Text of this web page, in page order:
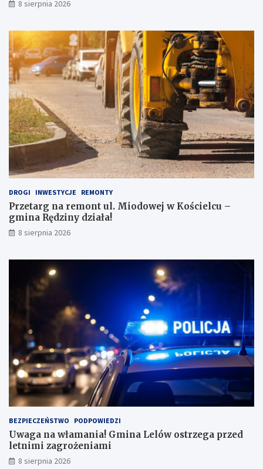
z
o
d
ę
p
o
J
a
p
o
n
i
!
u
m
ł
o
d
z
i
e
ż
o
w
e
8 sierpnia 2026
DROGI INWESTYCJE REMONTY
Przetarg na remont ul. Miodowej w Kościelcu –
gmina Rędziny działa!
8 sierpnia 2026
BEZPIECZEŃSTWO PODPOWIEDZI
Uwaga na włamania! Gmina Lelów ostrzega przed
letnimi zagrożeniami
8 sierpnia 2026